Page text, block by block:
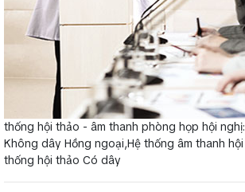
thống hội thảo - âm thanh phòng họp hội
Không dây Hồng ngoại,Hệ thống âm thanh
thống hội thảo Có dây